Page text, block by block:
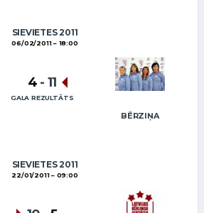
SIEVIETES 2011
06/02/2011 18:00
BĒRZIŅA
4 - 11
GALA REZULTĀTS
SIEVIETES 2011
22/01/2011 09:00